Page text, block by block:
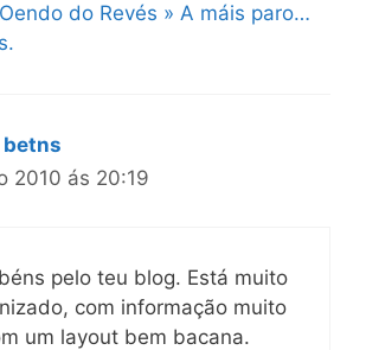
do Revés » A máis paro…
betns
2010 ás 20:19
pelo teu blog. Está muito
com informação muito
um layout bem bacana.